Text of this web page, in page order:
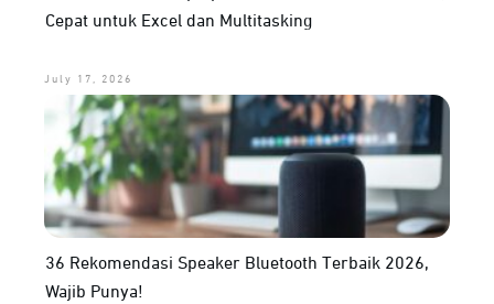
Cepat untuk Excel dan Multitasking
July 17, 2026
36 Rekomendasi Speaker Bluetooth Terbaik 2026,
Wajib Punya!